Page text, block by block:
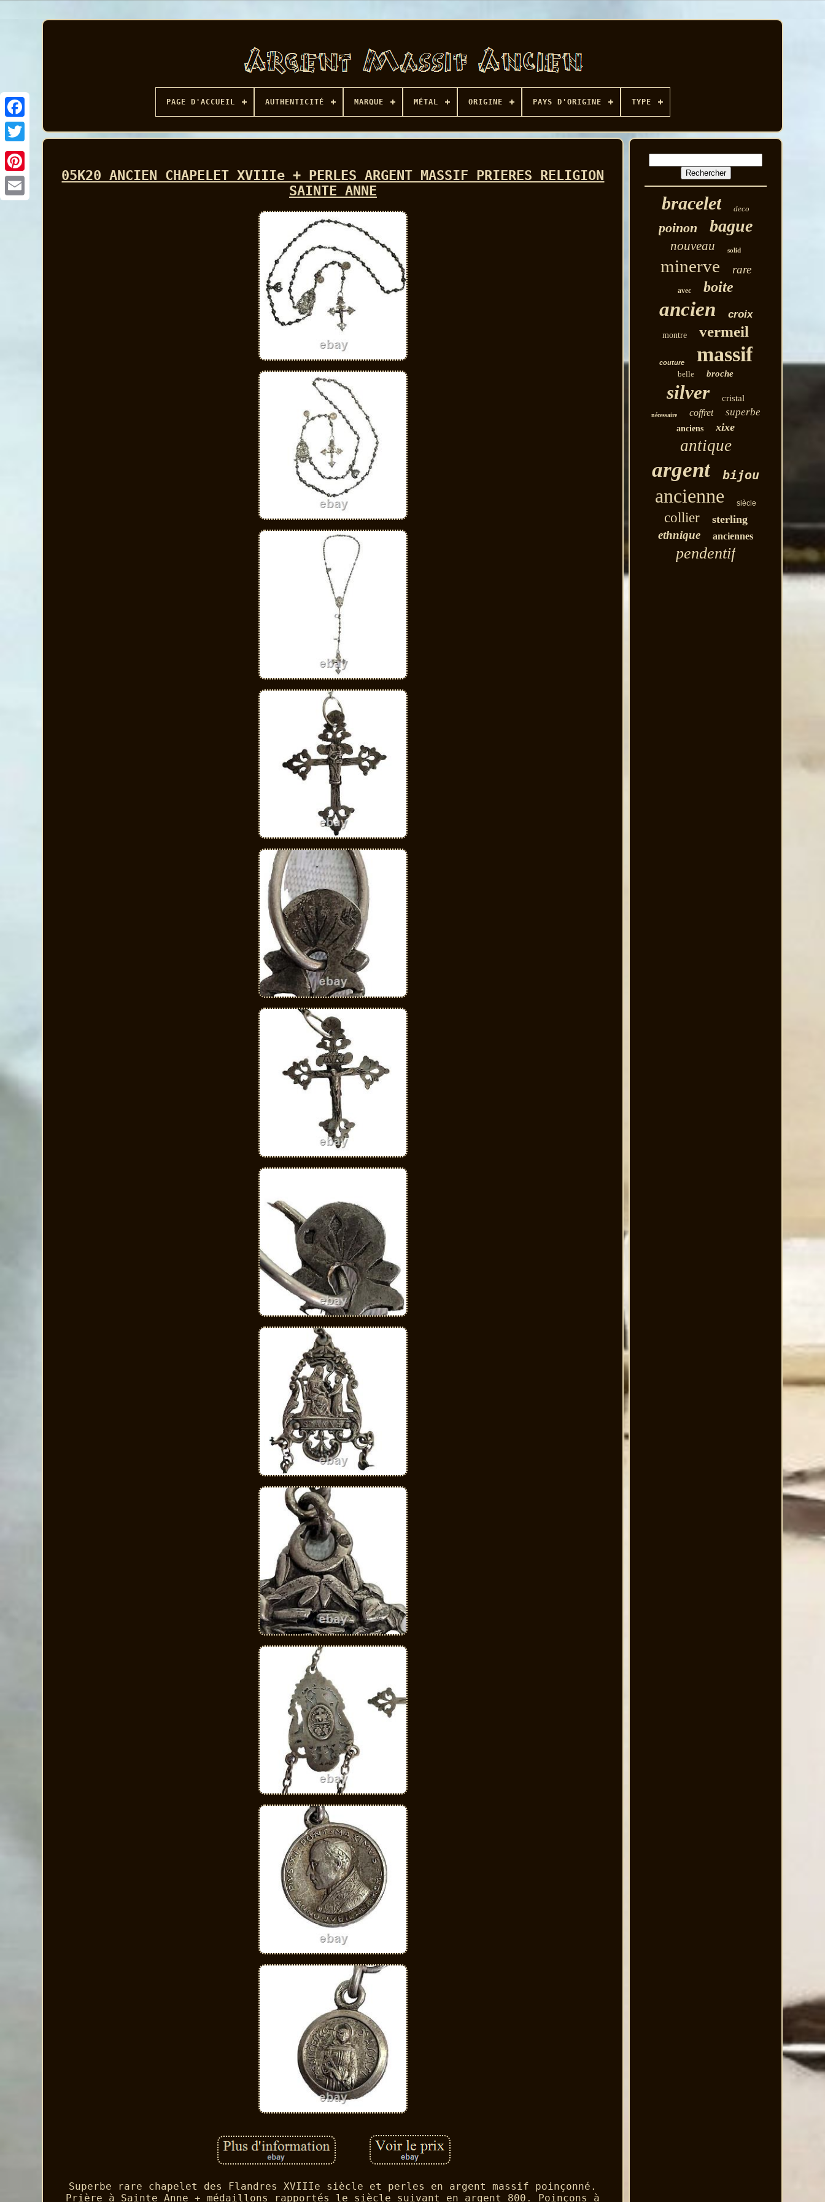
Facebook
PAGE D'ACCUEIL AUTHENTICITÉ MARQUE MÉTAL ORIGINE PAYS D'ORIGINE TYPE
05K20 ANCIEN CHAPELET XVIIIe + PERLES ARGENT MASSIF PRIERES RELIGION
SAINTE ANNE
Superbe rare chapelet des Flandres XVIIIe siècle et perles en argent massif poinçonné.
Prière à Sainte Anne + médaillons rapportés le siècle suivant en argent 800. Poinçons à
bracelet deco
poinon bague
nouveau solid
minerve rare
avec boite
ancien croix
montre vermeil
couture massif
belle broche
silver cristal
nécessaire coffret superbe
anciens xixe
antique
argent bijou
ancienne siècle
collier sterling
ethnique anciennes
pendentif